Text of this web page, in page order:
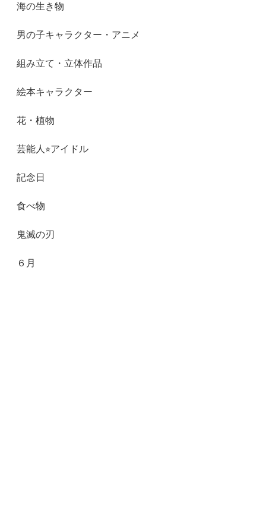
海の生き物
男の子キャラクター・アニメ
組み立て・立体作品
絵本キャラクター
花・植物
芸能人⭐︎アイドル
記念日
食べ物
鬼滅の刃
６月